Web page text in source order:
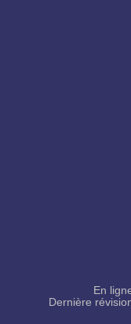
En
Dernière